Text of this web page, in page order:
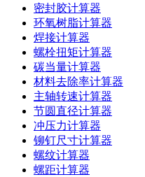
密封胶计算器
环氧树脂计算器
焊接计算器
螺栓扭矩计算器
碳当量计算器
材料去除率计算器
主轴转速计算器
节圆直径计算器
冲压力计算器
铆钉尺寸计算器
螺纹计算器
螺距计算器